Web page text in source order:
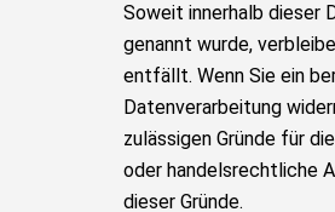
Soweit innerhalb dieser
genannt wurde,
entfällt. Wenn Sie ein
Datenverarbeitung
zulässigen Gründe für
oder handelsrechtliche
dieser Gründe.